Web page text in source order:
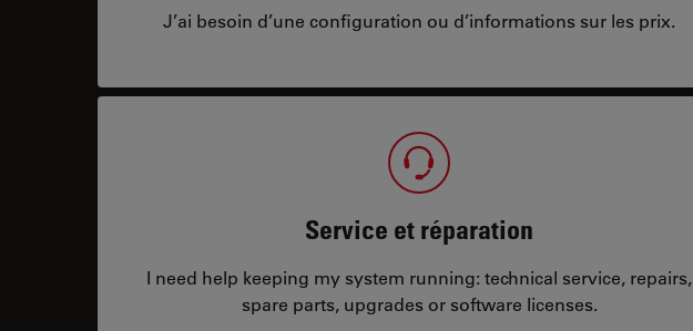
J’ai besoin d’une configuration ou d’informations sur les prix.
Service et réparation
I need help keeping my system running: technical service, repairs,
spare parts, upgrades or software licenses.